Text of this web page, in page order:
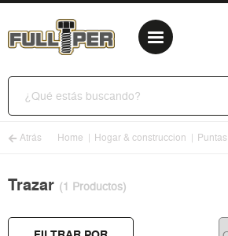
Atrás Home Hogar & construccion Puntas
Trazar (1 Productos)